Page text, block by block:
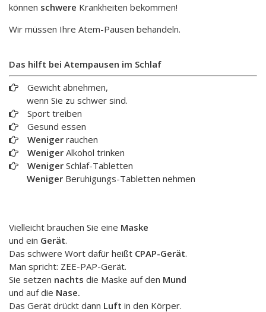
können schwere Krankheiten bekommen!
Wir müssen Ihre Atem-Pausen behandeln.
Das hilft bei Atempausen im Schlaf
Gewicht abnehmen,
wenn Sie zu schwer sind.
Sport treiben
Gesund essen
Weniger rauchen
Weniger Alkohol trinken
Weniger Schlaf-Tabletten
Weniger Beruhigungs-Tabletten nehmen
Vielleicht brauchen Sie eine Maske
und ein Gerät.
Das schwere Wort dafür heißt CPAP-Gerät.
Man spricht: ZEE-PAP-Gerät.
Sie setzen nachts die Maske auf den Mund
und auf die Nase.
Das Gerät drückt dann Luft in den Körper.